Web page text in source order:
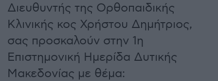
Διευθυντής της Ορθοπαιδικής
Κλινικής κος Χρήστου Δημήτριος,
σας προσκαλούν στην 1η
Επιστημονική Ημερίδα Δυτικής
Μακεδονίας με θέμα: